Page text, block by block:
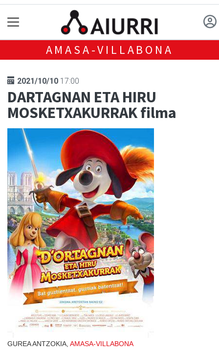
AMASA-VILLABONA
2021/10/10 17:00
DARTAGNAN ETA HIRU
MOSKETXAKURRAK filma
GUREA ANTZOKIA, AMASA-VILLABONA